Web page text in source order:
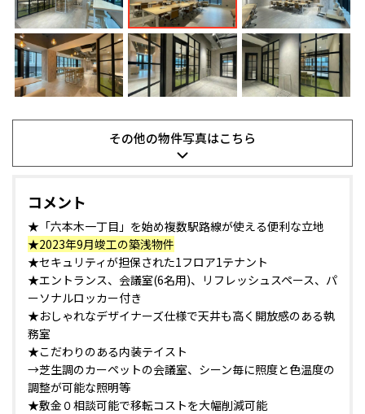
その他の物件写真はこちら
コメント
★「六本木一丁目」を始め複数駅路線が使える便利な立地
★2023年9月竣工の築浅物件
★セキュリティが担保された1フロア1テナント
★エントランス、会議室(6名用)、リフレッシュスペース、パ
ーソナルロッカー付き
★おしゃれなデザイナーズ仕様で天井も高く開放感のある執
務室
★こだわりのある内装テイスト
→芝生調のカーペットの会議室、シーン毎に照度と色温度の
調整が可能な照明等
★敷金０相談可能で移転コストを大幅削減可能